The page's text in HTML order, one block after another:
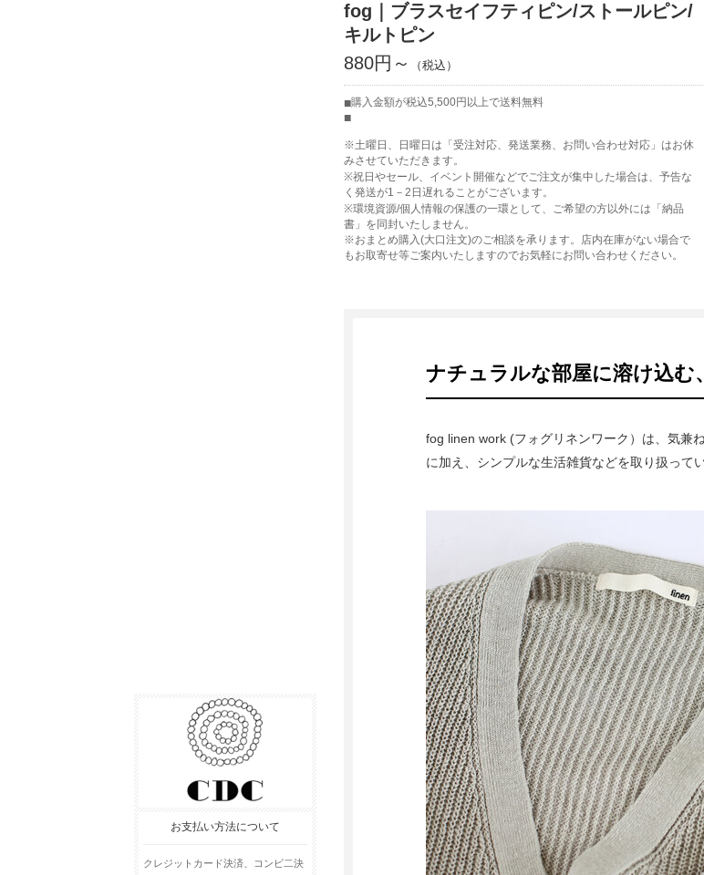
お支払い方法について
クレジットカード決済、コンビ二決
fog｜ブラスセイフティピン/ストールピン/
キルトピン
880円～
購入金額が税込5,500円以上で送料無料
※土曜日、日曜日は「受注対応、発送業務、お問い合わせ対応」はお休
みさせていただきます。
※祝日やセール、イベント開催などでご注文が集中した場合は、予告な
く発送が1－2日遅れることがございます。
※環境資源/個人情報の保護の一環として、ご希望の方以外には「納品
書」を同封いたしません。
※おまとめ購入(大口注文)のご相談を承ります。店内在庫がない場合で
もお取寄せ等ご案内いたしますのでお気軽にお問い合わせください。
ナチュラルな部屋に溶け込む
fog linen work (フォグリネンワーク）は、気兼
に加え、シンプルな生活雑貨などを取り扱ってい